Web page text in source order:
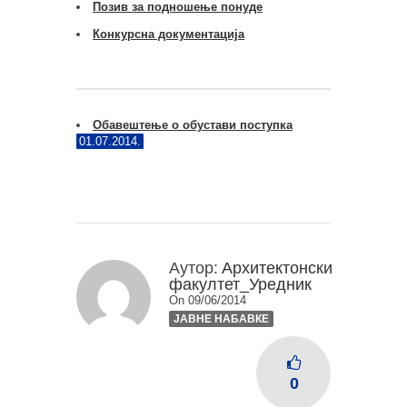
Позив за подношење понуде
Конкурсна документација
Обавештење о обустави поступка
01.07.2014.
Аутор: Архитектонски
факултет_Уредник
On 09/06/2014
ЈАВНЕ НАБАВКЕ
0